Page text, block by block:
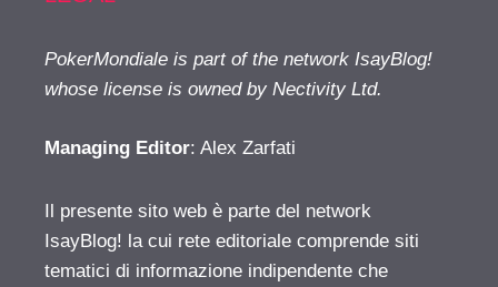
PokerMondiale is part of the network IsayBlog!
whose license is owned by Nectivity Ltd.
Managing Editor: Alex Zarfati
Il presente sito web è parte del network
IsayBlog! la cui rete editoriale comprende siti
tematici di informazione indipendente che